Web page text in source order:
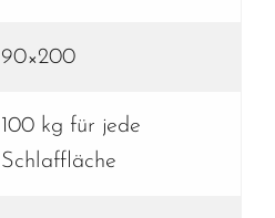
90×200
100 kg für jede
Schlaffläche